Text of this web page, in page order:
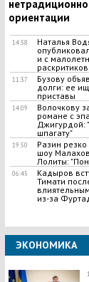
ориентации
14:58
Наталья
и с
11:37
Бузову
долги: ее
приставы
14:09
Волочкову
романе с
Джигурдой:
шпагату"
19:50
​Разин
шоу
Лолиты:
06:45
​Кадыров
Тимати
из-за
ЭКОНОМИКА